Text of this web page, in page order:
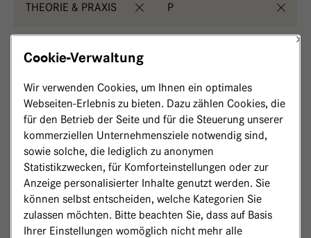
THEORIE & PRAXIS P
Hubertus Peter,Theorie & Praxis
Antje Protze,1 m², Theorie & Praxis
Cookie-Verwaltung
×
Wir verwenden Cookies, um Ihnen ein optimales
Webseiten-Erlebnis zu bieten. Dazu zählen Cookies, die
für den Betrieb der Seite und für die Steuerung unserer
kommerziellen Unternehmensziele notwendig sind,
sowie solche, die lediglich zu anonymen
Statistikzwecken, für Komforteinstellungen oder zur
Anzeige personalisierter Inhalte genutzt werden. Sie
können selbst entscheiden, welche Kategorien Sie
zulassen möchten. Bitte beachten Sie, dass auf Basis
Ihrer Einstellungen womöglich nicht mehr alle